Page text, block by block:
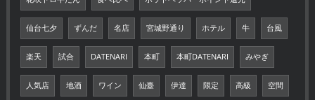
仙台七夕 ずんだ 名店 宮城野通り ホテル 牛 台風
楽天 試合 DATENARI 本町 本町DATENARI みやぎ
人気店 地酒 ワイン 仙臺 伊達 限定 高級 空間